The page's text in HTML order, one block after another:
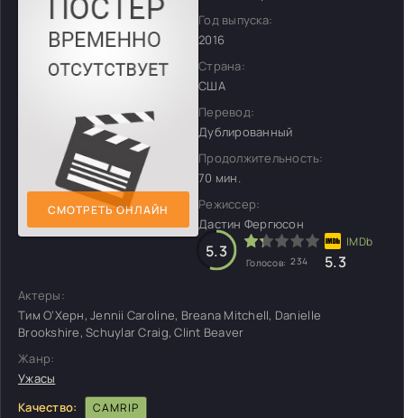
СМОТРЕТЬ ОНЛАЙН
Год выпуска:
2016
Страна:
США
Перевод:
Дублированный
Продолжительность:
70 мин.
Режиссер:
Дастин Фергюсон
5.3
Голосов: 234 5.3
Актеры:
Тим О’Херн, Jennii Caroline, Breana Mitchell, Danielle
Brookshire, Schuylar Craig, Clint Beaver
Жанр:
Ужасы
Качество:
CAMRIP